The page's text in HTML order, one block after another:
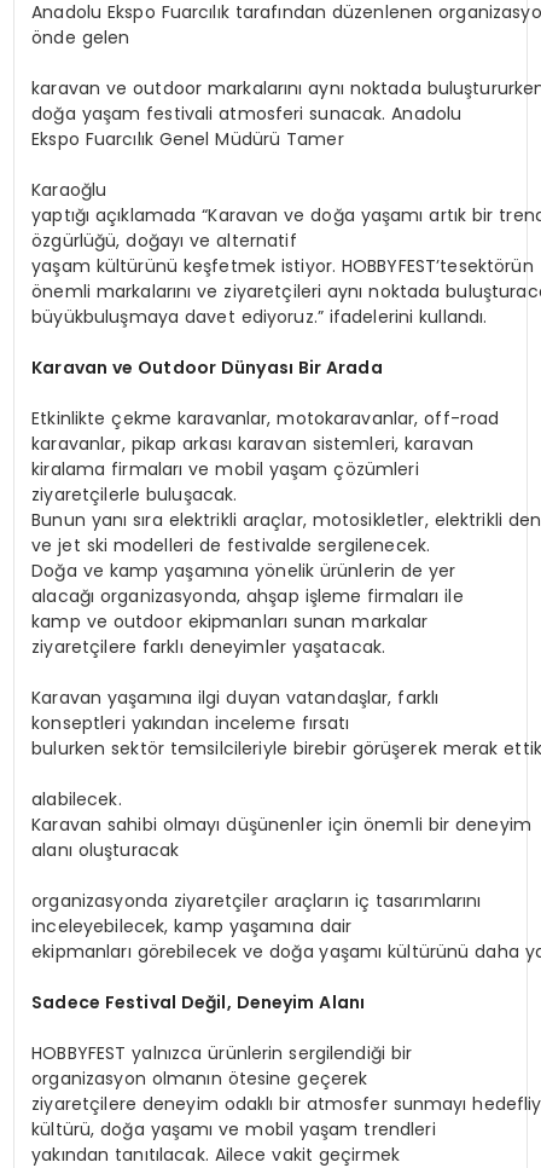
Anadolu Ekspo Fuarcılık tarafından düzenlenen
önde gelen
karavan ve outdoor markalarını aynı noktada
doğa yaşam festivali atmosferi sunacak. Anadolu
Ekspo Fuarcılık Genel Müdürü Tamer
Karaoğlu
yaptığı açıklamada “Karavan ve doğa yaşamı artık bir
özgürlüğü, doğayı ve alternatif
yaşam kültürünü keşfetmek istiyor. HOBBYFEST’tesektörün
önemli markalarını ve ziyaretçileri aynı noktada
büyükbuluşmaya davet ediyoruz.” ifadelerini kullandı.
Karavan ve Outdoor Dünyası Bir Arada
Etkinlikte çekme karavanlar, motokaravanlar, off-road
karavanlar, pikap arkası karavan sistemleri, karavan
kiralama firmaları ve mobil yaşam çözümleri
ziyaretçilerle buluşacak.
Bunun yanı sıra elektrikli araçlar, motosikletler, elektrikli
ve jet ski modelleri de festivalde sergilenecek.
Doğa ve kamp yaşamına yönelik ürünlerin de yer
alacağı organizasyonda, ahşap işleme firmaları ile
kamp ve outdoor ekipmanları sunan markalar
ziyaretçilere farklı deneyimler yaşatacak.
Karavan yaşamına ilgi duyan vatandaşlar, farklı
konseptleri yakından inceleme fırsatı
bulurken sektör temsilcileriyle birebir görüşerek merak
alabilecek.
Karavan sahibi olmayı düşünenler için önemli bir deneyim
alanı oluşturacak
organizasyonda ziyaretçiler araçların iç tasarımlarını
inceleyebilecek, kamp yaşamına dair
ekipmanları görebilecek ve doğa yaşamı kültürünü daha
Sadece Festival Değil, Deneyim Alanı
HOBBYFEST yalnızca ürünlerin sergilendiği bir
organizasyon olmanın ötesine geçerek
ziyaretçilere deneyim odaklı bir atmosfer sunmayı
kültürü, doğa yaşamı ve mobil yaşam trendleri
yakından tanıtılacak. Ailece vakit geçirmek